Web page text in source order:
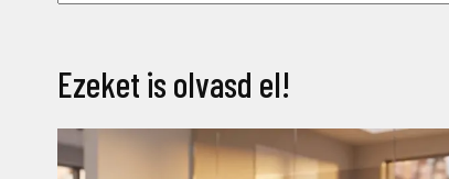
Ezeket is olvasd el!